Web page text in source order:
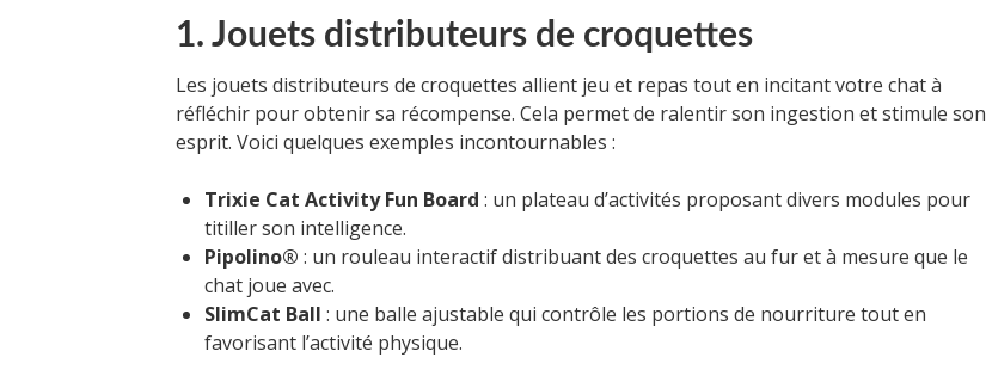
1. Jouets distributeurs de croquettes
Les jouets distributeurs de croquettes allient jeu et repas tout en incitant votre chat à
réfléchir pour obtenir sa récompense. Cela permet de ralentir son ingestion et stimule son
esprit. Voici quelques exemples incontournables :
Trixie Cat Activity Fun Board : un plateau d’activités proposant divers modules pour
titiller son intelligence.
Pipolino® : un rouleau interactif distribuant des croquettes au fur et à mesure que le
chat joue avec.
SlimCat Ball : une balle ajustable qui contrôle les portions de nourriture tout en
favorisant l’activité physique.